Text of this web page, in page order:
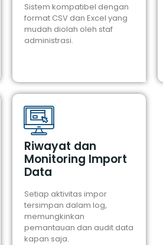
Sistem kompatibel dengan
format CSV dan Excel yang
mudah diolah oleh staf
administrasi.
Riwayat dan
Monitoring Import
Data
Setiap aktivitas impor
tersimpan dalam log,
memungkinkan
pemantauan dan audit data
kapan saja.